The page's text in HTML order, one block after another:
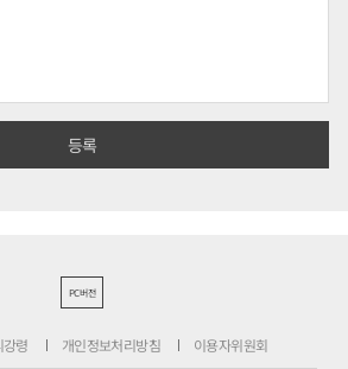
PC버전
강령 개인정보처리방침 이용자위원회